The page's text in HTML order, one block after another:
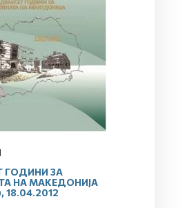
ГОДИНИ ЗА
НА МАКЕДОНИЈА
18.04.2012